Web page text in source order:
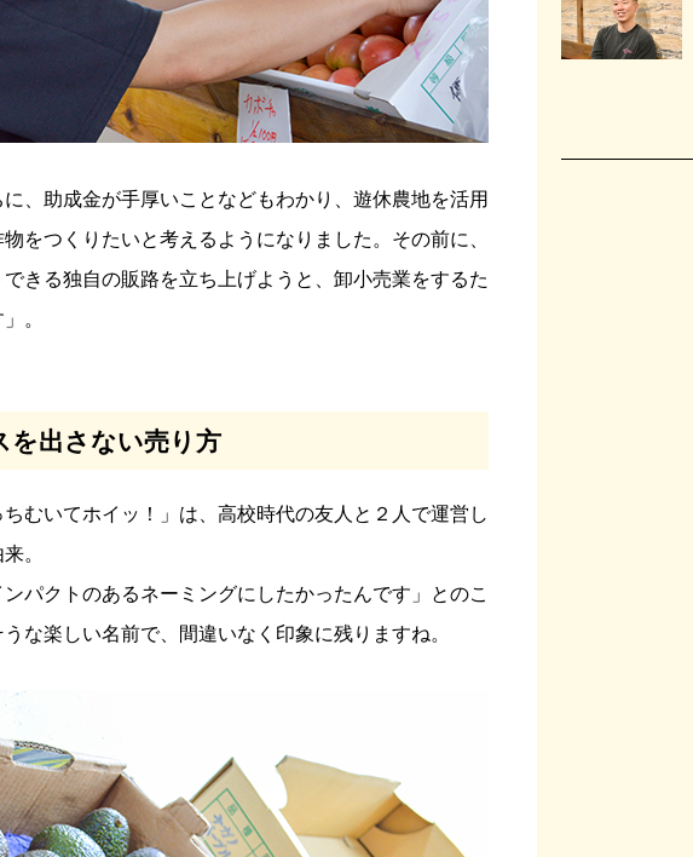
、助成金が手厚いことなどもわかり、遊休農地を活用
をつくりたいと考えるようになりました。その前に、
きる独自の販路を立ち上げようと、卸小売業をするた
。
を出さない売り方
むいてホイッ！」は、高校時代の友人と２人で運営し
。
パクトのあるネーミングにしたかったんです」とのこ
な楽しい名前で、間違いなく印象に残りますね。